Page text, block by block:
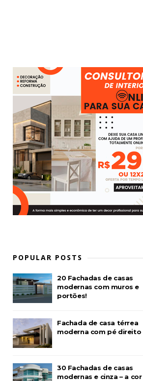
POPULAR POSTS
20 Fachadas de casas
modernas com muros e
portões!
Fachada de casa térrea
moderna com pé direito
30 Fachadas de casas
modernas e cinza – a